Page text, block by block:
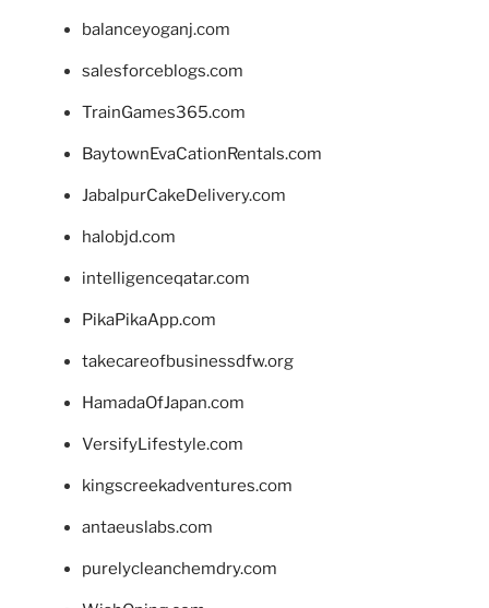
balanceyoganj.com
salesforceblogs.com
TrainGames365.com
BaytownEvaCationRentals.com
JabalpurCakeDelivery.com
halobjd.com
intelligenceqatar.com
PikaPikaApp.com
takecareofbusinessdfw.org
HamadaOfJapan.com
VersifyLifestyle.com
kingscreekadventures.com
antaeuslabs.com
purelycleanchemdry.com